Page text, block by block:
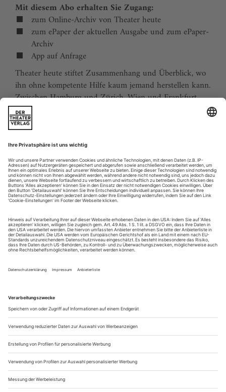
Mit diesem Abo erhalten Sie Zugang:
zum Online-Archiv von Theater heute
zum ePaper der aktuellen Ausgabe und zum ePaper-
Archiv
App auf Anfrage
Theater heute stiftet Zusammenhang und Überblick, wo
ihn ohne kompetente Hilfe kaum jemand herstellen kann.
Zwischen Hamburg und Zürich, Wien und Frankfurt,
Jena und Aachen gibt es wie nirgends auf der Welt eine
dichte, vielfältige und produktive Theaterszene. Mit
Theater heute sind Sie jederzeit über die wichtigsten
Ereignisse informiert. Theater heute erscheint 12-mal im
Jahr mit einem Doppelheft im Juli und dem Jahrbuch im
August.
Sie erhalten Zugang zum Online-Archiv von Theater
heute und können sowohl das aktuelle ePaper als auch
das ePaper-Archiv über Ihren Account auf www.der-
theaterverlag.de einsehen. Zugang zur App auf Anfrage.
Das Abonnement hat eine Laufzeit von einem Monat und
verlängert sich jeweils um einen weiteren Monat, sofern
es nicht vom Kunden auf der Seite „Mein Konto/Meine
Bestellungen“ auf www.der-theaterverlag.de gekündigt
in Kraft.
Aus steuerlichen Gründen abweichende Preise für Käufe
außerhalb Deutschlands (Endpreis vor Auslösen der Bestellung
ersichtlich)